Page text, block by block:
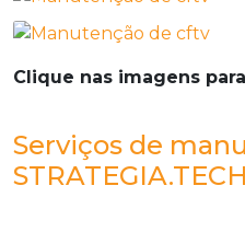
Clique nas imagens
Serviços de
STRATEGIA.TECH